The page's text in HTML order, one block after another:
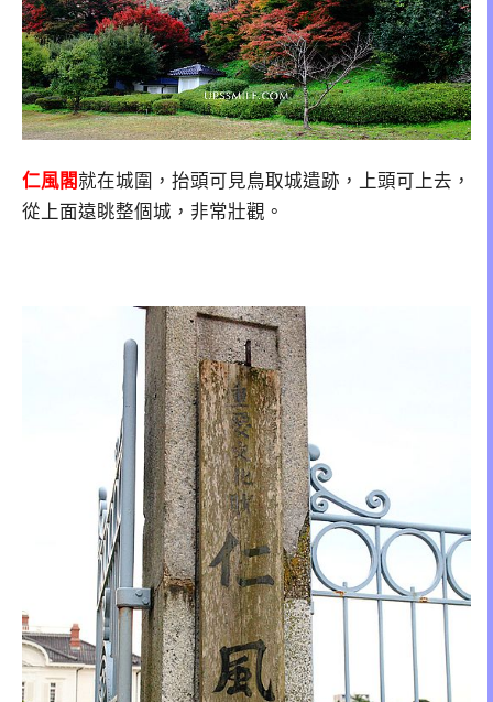
仁風閣就在城圍，抬頭可見鳥取城遺跡，上頭可上去，
從上面遠眺整個城，非常壯觀。